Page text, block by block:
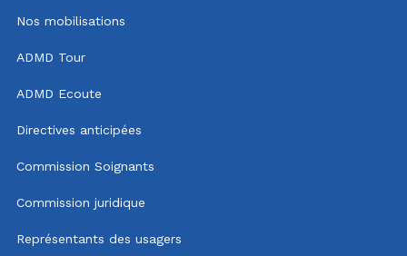
Nos mobilisations
ADMD Tour
ADMD Ecoute
Directives anticipées
Commission Soignants
Commission juridique
Représentants des usagers